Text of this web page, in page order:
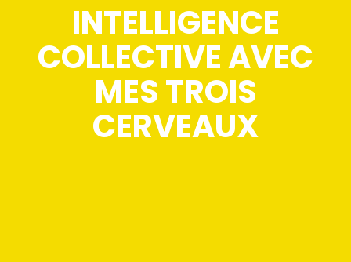
INTELLIGENCE
COLLECTIVE AVEC
MES TROIS
CERVEAUX